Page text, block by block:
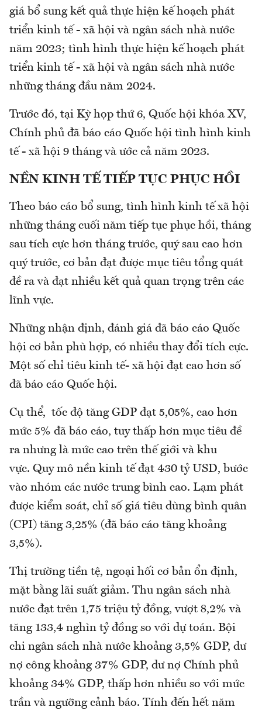
giá bổ sung kết quả thực hiện kế hoạch phát
triển kinh tế - xã hội và ngân sách nhà nước
năm 2023; tình hình thực hiện kế hoạch phát
triển kinh tế - xã hội và ngân sách nhà nước
những tháng đầu năm 2024.
Trước đó, tại Kỳ họp thứ 6, Quốc hội khóa XV,
Chính phủ đã báo cáo Quốc hội tình hình kinh
tế - xã hội 9 tháng và ước cả năm 2023.
NỀN KINH TẾ TIẾP TỤC PHỤC HỒI
Theo báo cáo bổ sung, tình hình kinh tế xã hội
những tháng cuối năm tiếp tục phục hồi, tháng
sau tích cực hơn tháng trước, quý sau cao hơn
quý trước, cơ bản đạt được mục tiêu tổng quát
đề ra và đạt nhiều kết quả quan trọng trên các
lĩnh vực.
Những nhận định, đánh giá đã báo cáo Quốc
hội cơ bản phù hợp, có nhiều thay đổi tích cực.
Một số chỉ tiêu kinh tế- xã hội đạt cao hơn số
đã báo cáo Quốc hội.
Cụ thể, tốc độ tăng GDP đạt 5,05%, cao hơn
mức 5% đã báo cáo, tuy thấp hơn mục tiêu đề
ra nhưng là mức cao trên thế giới và khu
vực. Quy mô nền kinh tế đạt 430 tỷ USD, bước
vào nhóm các nước trung bình cao. Lạm phát
được kiểm soát, chỉ số giá tiêu dùng bình quân
(CPI) tăng 3,25% (đã báo cáo tăng khoảng
3,5%).
Thị trường tiền tệ, ngoại hối cơ bản ổn định,
mặt bằng lãi suất giảm. Thu ngân sách nhà
nước đạt trên 1,75 triệu tỷ đồng, vượt 8,2% và
tăng 133,4 nghìn tỷ đồng so với dự toán. Bội
chi ngân sách nhà nước khoảng 3,5% GDP, dư
nợ công khoảng 37% GDP, dư nợ Chính phủ
khoảng 34% GDP, thấp hơn nhiều so với mức
trần và ngưỡng cảnh báo. Tính đến hết năm